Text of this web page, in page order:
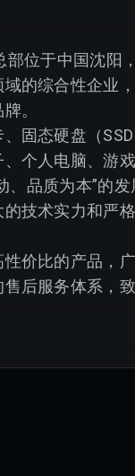
位于中国沈阳，
的综合性企业
。
固态硬盘（
个人电脑、游
品质为本”的发
技术实力和严
价比的产品，
后服务体系，